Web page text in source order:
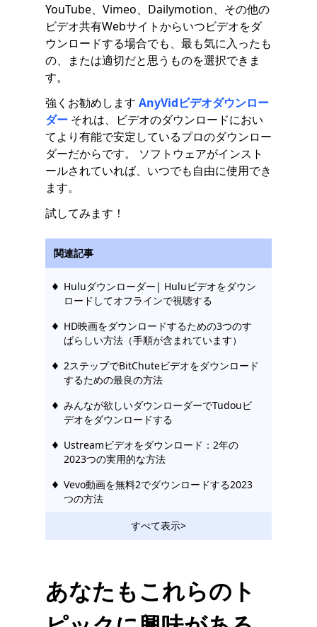
YouTube、Vimeo、Dailymotion、その他の
ビデオ共有Webサイトからいつビデオをダ
ウンロードする場合でも、最も気に入ったも
の、または適切だと思うものを選択できま
す。
強くお勧めします AnyVidビデオダウンロー
ダー それは、ビデオのダウンロードにおい
てより有能で安定しているプロのダウンロー
ダーだからです。 ソフトウェアがインスト
ールされていれば、いつでも自由に使用でき
ます。
試してみます！
関連記事
Huluダウンローダー| Huluビデオをダウン
ロードしてオフラインで視聴する
HD映画をダウンロードするための3つのす
ばらしい方法（手順が含まれています）
2ステップでBitChuteビデオをダウンロード
するための最良の方法
みんなが欲しいダウンローダーでTudouビ
デオをダウンロードする
Ustreamビデオをダウンロード：2年の
2023つの実用的な方法
Vevo動画を無料2でダウンロードする2023
つの方法
2023年に使用すべきすばらしいRutubeダウ
ンローダー
る方法[2023]
Hotstarビデオダウンローダー| Hotstarビデ
オを簡単にダウンロード
すべて表示>
あなたもこれらのト